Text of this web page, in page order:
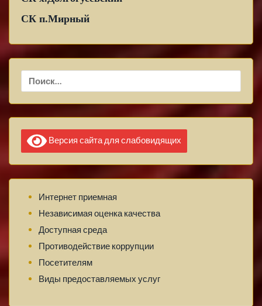
СК п.Мирный
Версия сайта для слабовидящих
Интернет приемная
Независимая оценка качества
Доступная среда
Противодействие коррупции
Посетителям
Виды предоставляемых услуг